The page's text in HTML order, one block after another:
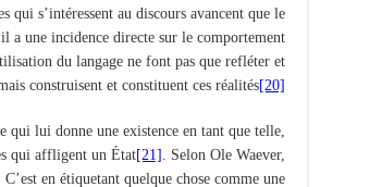
s’intéressent au discours avancent que le
a une incidence directe sur le comportement
du langage ne font pas que refléter et
construisent et constituent ces réalités[20]
qui lui donne une existence en tant que telle,
qui affligent un État[21] . Selon Ole Waever,
en étiquetant quelque chose comme une